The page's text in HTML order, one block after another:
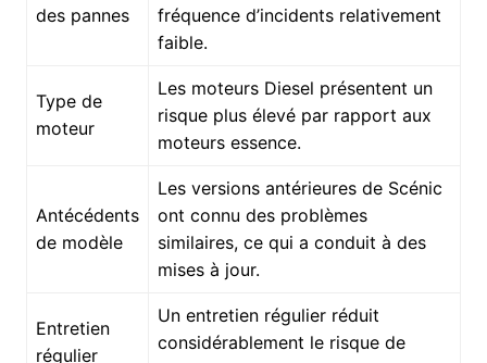
des pannes
fréquence d’incidents relativement
faible.
Type de
moteur
Les moteurs Diesel présentent un
risque plus élevé par rapport aux
moteurs essence.
Antécédents
de modèle
Les versions antérieures de Scénic
ont connu des problèmes
similaires, ce qui a conduit à des
mises à jour.
Entretien
régulier
Un entretien régulier réduit
considérablement le risque de